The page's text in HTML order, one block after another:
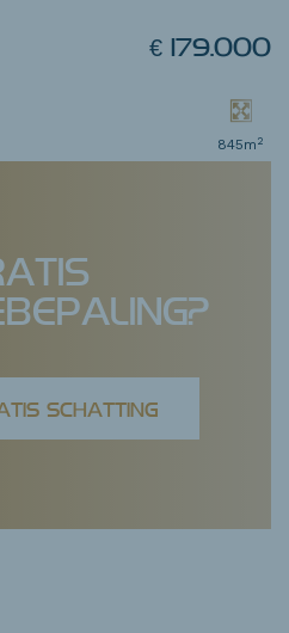
€ 179.000
845m 2
SCHATTING